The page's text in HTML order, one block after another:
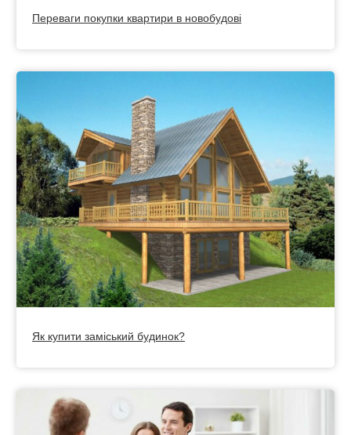
Переваги покупки квартири в новобудові
Як купити заміський будинок?